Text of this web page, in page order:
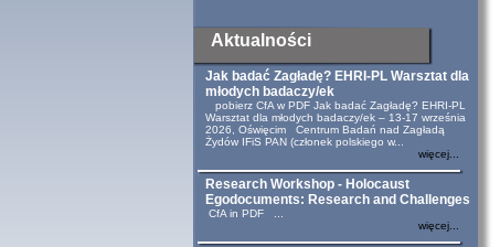
Aktualności
Jak badać Zagładę? EHRI-PL Warsztat dla
młodych badaczy/ek
pobierz CfA w PDF Jak badać Zagładę? EHRI-PL
Warsztat dla młodych badaczy/ek – 13-17 września
2026, Oświęcim Centrum Badań nad Zagładą
Żydów IFiS PAN (członek polskiego w...
więcej...
Research Workshop - Holocaust
Egodocuments: Research and Challenges
CfA in PDF ...
więcej...